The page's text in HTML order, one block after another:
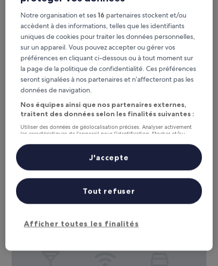
Hôtel Spa du Béryl - Casino JOA de St
Brévin l'Océan
Hôtel Spa du Béryl - Casino JOA de St Brévin l'Océan
Hébergement
3.0 étoiles
Saint-Brevin-les-Pins
8.6
sur
10,
Excellent,
(503 avis)
8,6/10 Excellent (503 avis)
Le
84 €
taxes et frais compris
30 août - 31 août
Golden Tulip La Baule Hôtel & Résidence
Notre organisation et ses16 partenaires stockent et/ou
accèdent à des informations, telles que les identifiants
uniques de cookies pour traiter les données personnelles,
sur un appareil. Vous pouvez accepter ou gérer vos
préférences en cliquant ci-dessous ou à tout moment sur
la page de la politique de confidentialité. Ces préférences
seront signalées à nos partenaires et n’affecteront pas les
données de navigation.
Nos équipes ainsi que nos partenaires externes,
traitent des données selon les finalités suivantes :
Utiliser des données de géolocalisation précises. Analyser activement
les caractéristiques de l’appareil pour l’identification. Stocker et/ou
personnalisés, mesure de performance des publicités et du contenu,
études d’audience et développement de services.
Liste de nos partenaires (fournisseurs)
Afficher toutes les finalités
Tout refuser
J'accepte